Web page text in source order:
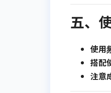
五、
使用
搭配
注意